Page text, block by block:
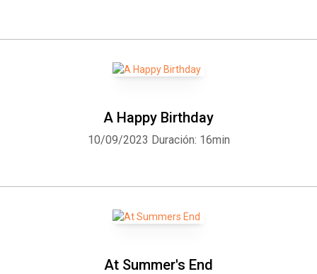
A Happy Birthday
10/09/2023 Duración: 16min
At Summer's End